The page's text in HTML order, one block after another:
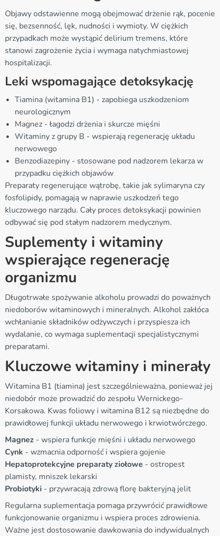
Objawy odstawienne mogą obejmować drżenie rąk, pocenie
się, bezsenność, lęk, nudności i wymioty. W ciężkich
przypadkach może wystąpić delirium tremens, które
stanowi zagrożenie życia i wymaga natychmiastowej
hospitalizacji.
Leki wspomagające detoksykację
Tiamina (witamina B1) - zapobiega uszkodzeniom
neurologicznym
Magnez - łagodzi drżenia i skurcze mięśni
Witaminy z grupy B - wspierają regenerację układu
nerwowego
Benzodiazepiny - stosowane pod nadzorem lekarza w
przypadku ciężkich objawów
Preparaty regenerujące wątrobę, takie jak sylimaryna czy
fosfolipidy, pomagają w naprawie uszkodzeń tego
kluczowego narządu. Cały proces detoksykacji powinien
odbywać się pod stałym nadzorem medycznym.
Suplementy i witaminy
wspierające regenerację
organizmu
Długotrwałe spożywanie alkoholu prowadzi do poważnych
niedoborów witaminowych i mineralnych. Alkohol zakłóca
wchłanianie składników odżywczych i przyspiesza ich
wydalanie, co wymaga suplementacji specjalistycznymi
preparatami.
Kluczowe witaminy i minerały
Witamina B1 (tiamina) jest szczególnieważna, ponieważ jej
niedobór może prowadzić do zespołu Wernickego-
Korsakowa. Kwas foliowy i witamina B12 są niezbędne do
prawidłowej funkcji układu nerwowego i krwiotwórczego.
Magnez - wspiera funkcje mięśni i układu nerwowego
Cynk - wzmacnia odporność i wspiera gojenie
Hepatoprotekcyjne preparaty ziołowe - ostropest
plamisty, mniszek lekarski
Probiotyki - przywracają zdrową florę bakteryjną jelit
Regularna suplementacja pomaga przywrócić prawidłowe
funkcjonowanie organizmu i wspiera proces zdrowienia.
Ważne jest dostosowanie dawkowania do indywidualnych